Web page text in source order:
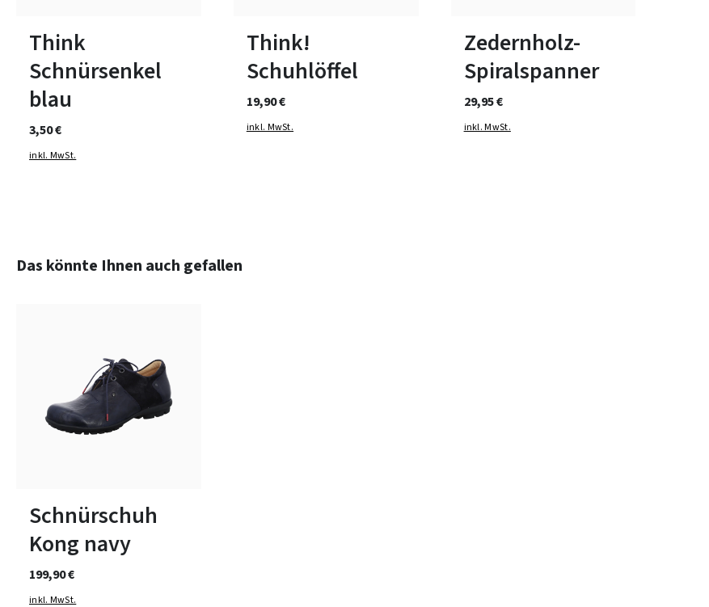
Think
Schnürsenkel
blau
3,50 €
inkl. MwSt.
Think!
Schuhlöffel
19,90 €
inkl. MwSt.
Zedernholz-
Spiralspanner
29,95 €
inkl. MwSt.
Produktgalerie überspringen
Das könnte Ihnen auch gefallen
Schnürschuh
Kong navy
199,90 €
inkl. MwSt.